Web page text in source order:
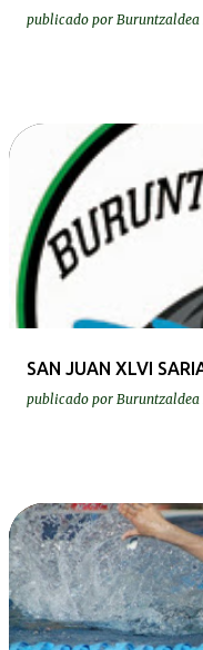
publicado por Buruntzaldea
SAN JUAN XLVI
publicado por Buruntzaldea